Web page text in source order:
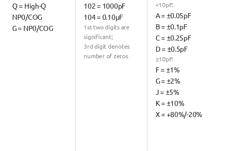
Q = High-Q
NP0/COG
G = NP0/COG
102 = 1000pF
104 = 0.10µF
1st two digits are
significant;
3rd digit denotes
number of zeros
<10pF:
A = ±0.05pF
B = ±0.1pF
C = ±0.25pF
D = ±0.5pF
≥10pF:
F = ±1%
G = ±2%
J = ±5%
K = ±10%
X = +80%/-20%